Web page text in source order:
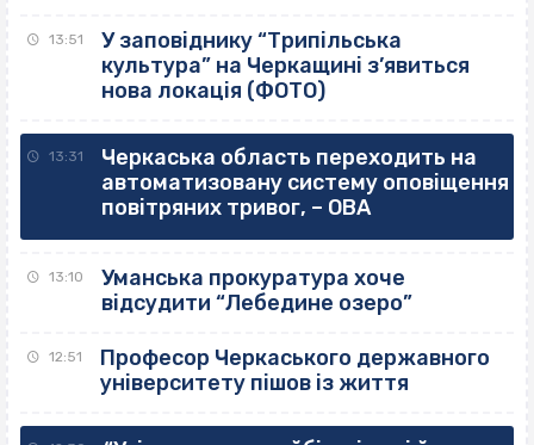
13:51
У заповіднику “Трипільська
культура” на Черкащині з’явиться
нова локація (ФОТО)
13:31
Черкаська область переходить на
автоматизовану систему оповіщення
повітряних тривог, – ОВА
13:10
Уманська прокуратура хоче
відсудити “Лебедине озеро”
12:51
Професор Черкаського державного
університету пішов із життя